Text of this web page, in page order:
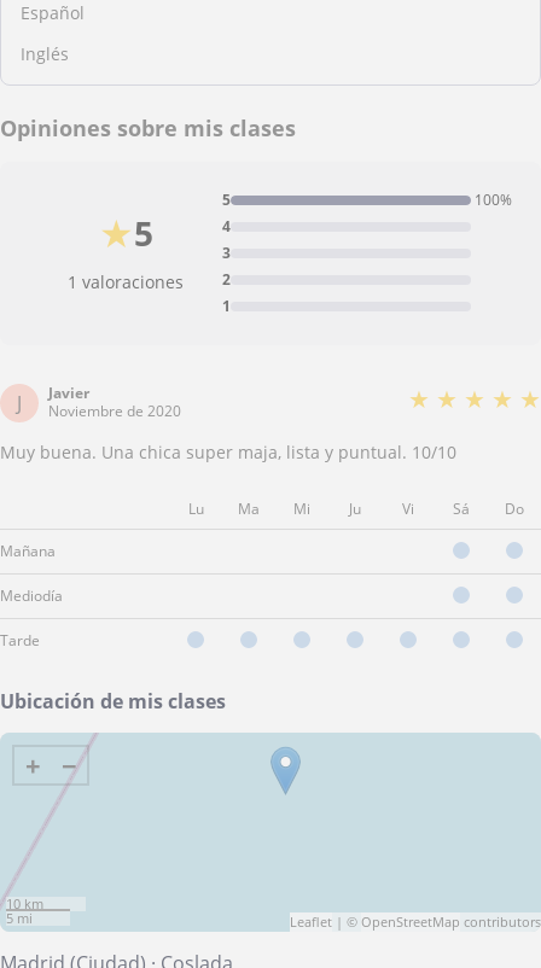
Español
Inglés
Opiniones sobre mis clases
5
★
1 valoraciones
1
2
3
4
5 100%
J
Javier
Noviembre de 2020
★ ★ ★ ★ ★
Muy buena. Una chica super maja, lista y puntual. 10/10
Lu Ma Mi Ju Vi Sá Do
Mañana
Mediodía
Tarde
Ubicación de mis clases
+ −
10 km
5 mi
Leaflet | © OpenStreetMap contributors